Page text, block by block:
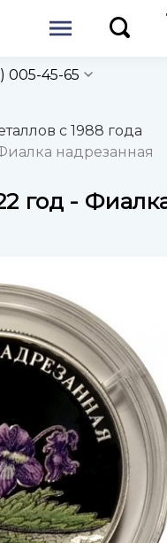
005-45-65
с 1988 года
надрезанная
год -